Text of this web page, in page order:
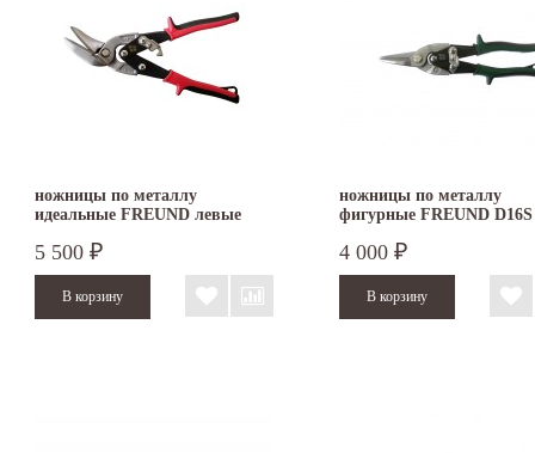
ножницы по металлу
идеальные FREUND левые
5 500 ₽
ножницы по металлу
фигурные FREUND D16S
4 000 ₽